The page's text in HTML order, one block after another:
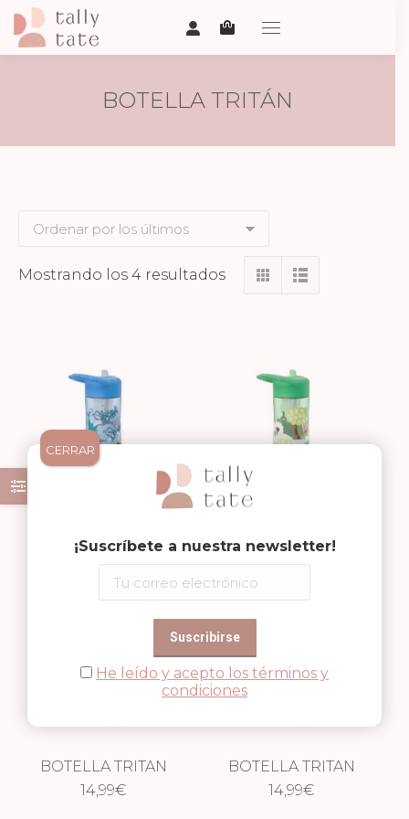
BOTELLA TRITÁN
Mostrando los 4 resultadosOrdenado
AFFENZAHN –
MUNDO
SUBMARINO
14,99€
AFFENZAHN –
PRADERA
14,99€
BOTELLA TRITAN
AFFENZAHN –
14,99€
BOTELLA TRITAN
AFFENZAHN –
14,99€
¡Suscríbete a nuestra newsletter!
He leído y acepto los términos y
condiciones
CERRAR